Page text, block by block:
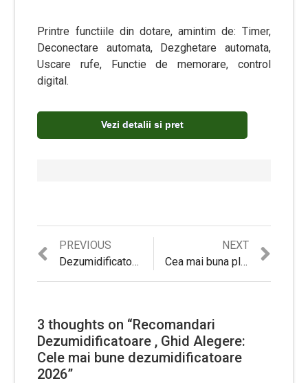
Printre functiile din dotare, amintim de: Timer,
Deconectare automata, Dezghetare automata,
Uscare rufe, Functie de memorare, control
digital.
Vezi detalii si pret
Navigare
articole
PREVIOUS
Previous
post:
Dezumidificator Trotec TTK32E – Review si Pareri pertinente
NEXT
post:
Cea mai buna plita cu gaz incorporabila 2026
3 thoughts on “Recomandari
Dezumidificatoare , Ghid Alegere:
Cele mai bune dezumidificatoare
2026”